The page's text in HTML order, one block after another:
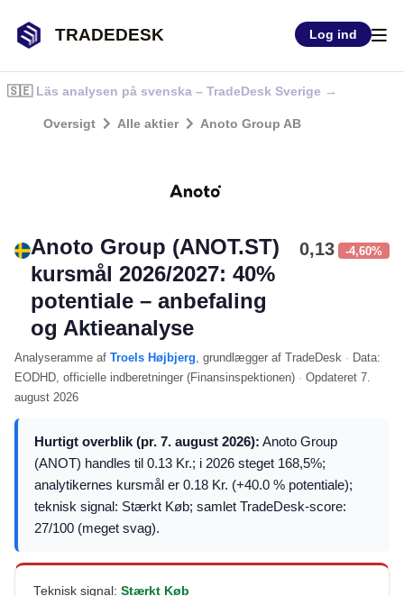
TRADEDESK Log ind
🇸🇪 Läs analysen på svenska – TradeDesk Sverige →
Oversigt Alle aktier Anoto Group AB
Anoto Group (ANOT.ST)
kursmål 2026/2027: 40%
potentiale – anbefaling
og Aktieanalyse
0,13 -4,60%
Analyseramme af Troels Højbjerg, grundlægger af TradeDesk · Data:
EODHD, officielle indberetninger (Finansinspektionen) · Opdateret 7.
august 2026
Hurtigt overblik (pr. 7. august 2026): Anoto Group
(ANOT) handles til 0.13 Kr.; i 2026 steget 168,5%;
analytikernes kursmål er 0.18 Kr. (+40.0 % potentiale);
teknisk signal: Stærkt Køb; samlet TradeDesk-score:
27/100 (meget svag).
Teknisk signal: Stærkt Køb